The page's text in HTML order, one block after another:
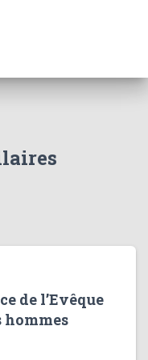
de l’Evêque
hommes